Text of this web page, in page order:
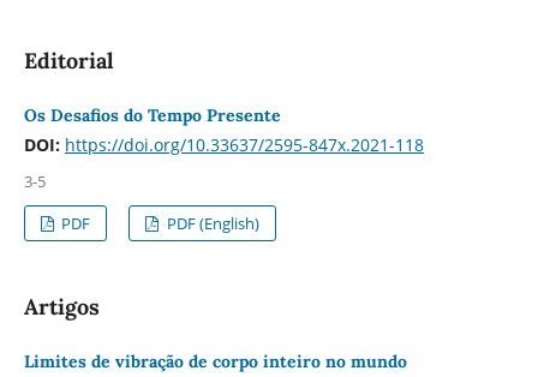
Editorial
Os Desafios do Tempo Presente
DOI: https://doi.org/10.33637/2595-847x.2021-118
3-5
PDF
PDF (English)
Artigos
Limites de vibração de corpo inteiro no mundo